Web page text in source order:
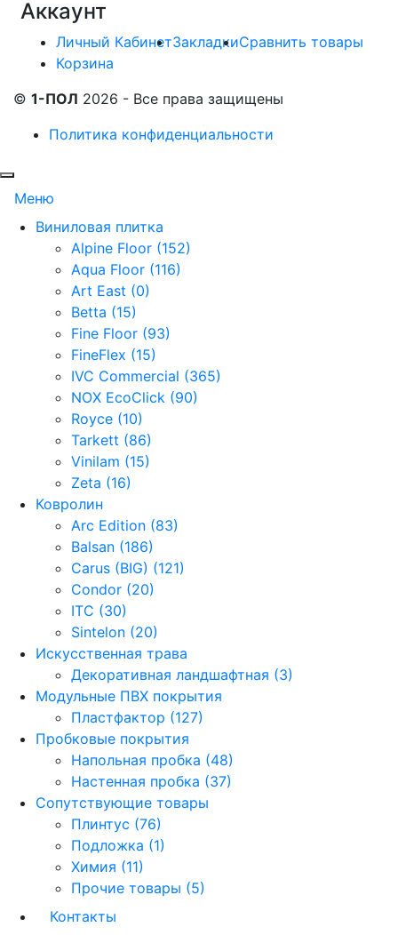
Аккаунт
Личный КабинетЗакладкиСравнить товары
Корзина
© 1-ПОЛ 2026 - Все права защищены
Политика конфиденциальности
Меню
Виниловая плитка
Alpine Floor (152)
Aqua Floor (116)
Art East (0)
Betta (15)
Fine Floor (93)
FineFlex (15)
IVC Commercial (365)
NOX EcoClick (90)
Royce (10)
Tarkett (86)
Vinilam (15)
Zeta (16)
Ковролин
Arc Edition (83)
Balsan (186)
Carus (BIG) (121)
Condor (20)
ITC (30)
Sintelon (20)
Искусственная трава
Декоративная ландшафтная (3)
Модульные ПВХ покрытия
Пластфактор (127)
Пробковые покрытия
Напольная пробка (48)
Настенная пробка (37)
Сопутствующие товары
Плинтус (76)
Подложка (1)
Химия (11)
Прочие товары (5)
Контакты